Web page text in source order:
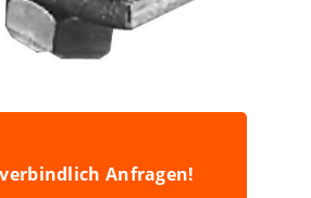
Anfragen!